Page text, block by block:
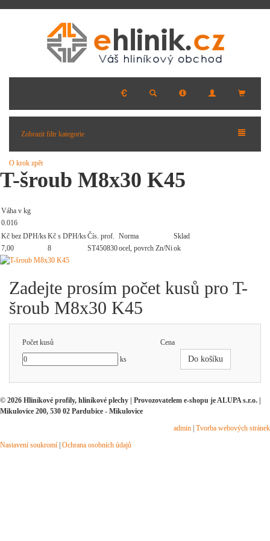
Zobrazit filtr kategorie
O krok zpět
T-šroub M8x30 K45
Váha v kg
0.016
Kč bez DPH/ksKč s DPH/ksČís. prof. Norma
Sklad
7,00
8 ST450830ocel, povrch Zn/Niok
Zadejte prosím počet kusů pro T-
šroub M8x30 K45
Počet kusů
Cena
ks
Do košíku
© 2026 Hliníkové profily, hliníkové plechy | Provozovatelem e-shopu je ALUPA s.r.o. |
Mikulovice 200, 530 02 Pardubice - Mikulovice
admin Tvorba webových stránek
Nastavení soukromí Ochrana osobních údajů